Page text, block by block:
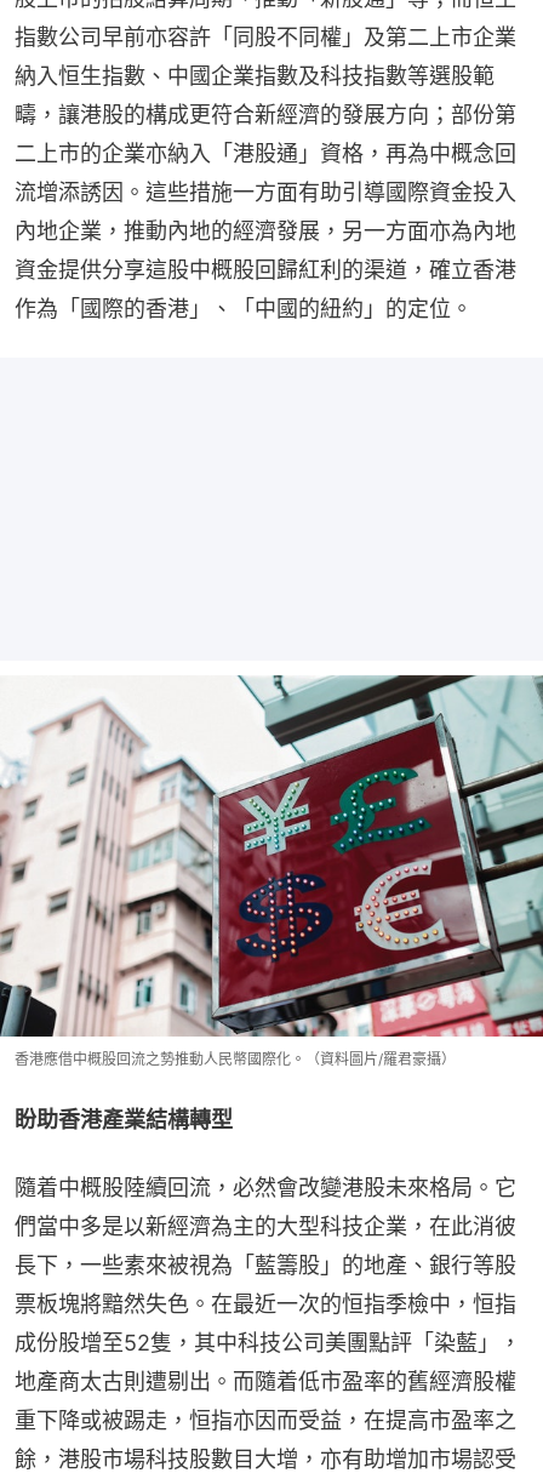
指數公司早前亦容許「同股不同權」及第二上市企業
納入恒生指數、中國企業指數及科技指數等選股範
疇，讓港股的構成更符合新經濟的發展方向；部份第
二上市的企業亦納入「港股通」資格，再為中概念回
流增添誘因。這些措施一方面有助引導國際資金投入
內地企業，推動內地的經濟發展，另一方面亦為內地
資金提供分享這股中概股回歸紅利的渠道，確立香港
作為「國際的香港」、「中國的紐約」的定位。
香港應借中概股回流之勢推動人民幣國際化。（資料圖片/羅君豪攝）
盼助香港產業結構轉型
隨着中概股陸續回流，必然會改變港股未來格局。它
們當中多是以新經濟為主的大型科技企業，在此消彼
長下，一些素來被視為「藍籌股」的地產、銀行等股
票板塊將黯然失色。在最近一次的恒指季檢中，恒指
成份股增至52隻，其中科技公司美團點評「染藍」，
地產商太古則遭剔出。而隨着低市盈率的舊經濟股權
重下降或被踢走，恒指亦因而受益，在提高市盈率之
餘，港股市場科技股數目大增，亦有助增加市場認受